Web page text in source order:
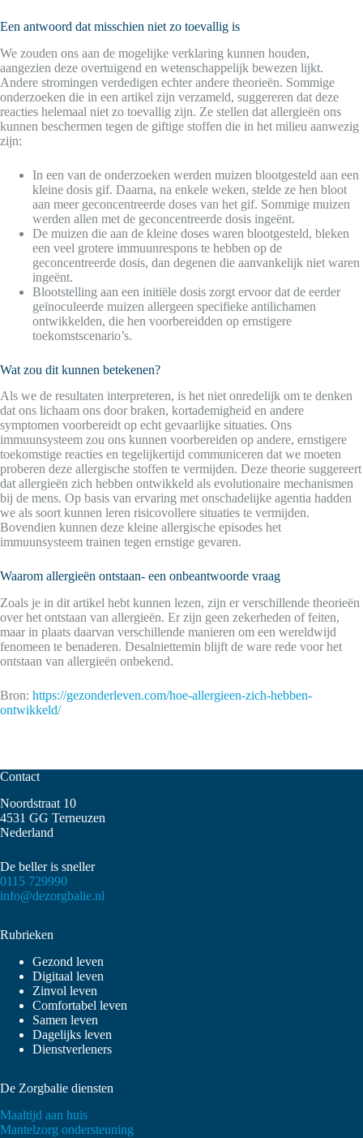
Een antwoord dat misschien niet zo toevallig is
We zouden ons aan de mogelijke verklaring kunnen houden,
aangezien deze overtuigend en wetenschappelijk bewezen lijkt.
Andere stromingen verdedigen echter andere theorieën. Sommige
onderzoeken die in een artikel zijn verzameld, suggereren dat deze
reacties helemaal niet zo toevallig zijn. Ze stellen dat allergieën ons
kunnen beschermen tegen de giftige stoffen die in het milieu aanwezig
zijn:
In een van de onderzoeken werden muizen blootgesteld aan een
kleine dosis gif. Daarna, na enkele weken, stelde ze hen bloot
aan meer geconcentreerde doses van het gif. Sommige muizen
werden allen met de geconcentreerde dosis ingeënt.
De muizen die aan de kleine doses waren blootgesteld, bleken
een veel grotere immuunrespons te hebben op de
geconcentreerde dosis, dan degenen die aanvankelijk niet waren
ingeënt.
Blootstelling aan een initiële dosis zorgt ervoor dat de eerder
geïnoculeerde muizen allergeen specifieke antilichamen
ontwikkelden, die hen voorbereidden op ernstigere
toekomstscenario’s.
Wat zou dit kunnen betekenen?
Als we de resultaten interpreteren, is het niet onredelijk om te denken
dat ons lichaam ons door braken, kortademigheid en andere
symptomen voorbereidt op echt gevaarlijke situaties. Ons
immuunsysteem zou ons kunnen voorbereiden op andere, ernstigere
toekomstige reacties en tegelijkertijd communiceren dat we moeten
proberen deze allergische stoffen te vermijden. Deze theorie suggereert
dat allergieën zich hebben ontwikkeld als evolutionaire mechanismen
bij de mens. Op basis van ervaring met onschadelijke agentia hadden
we als soort kunnen leren risicovollere situaties te vermijden.
Bovendien kunnen deze kleine allergische episodes het
immuunsysteem trainen tegen ernstige gevaren.
Waarom allergieën ontstaan- een onbeantwoorde vraag
Zoals je in dit artikel hebt kunnen lezen, zijn er verschillende theorieën
over het ontstaan van allergieën. Er zijn geen zekerheden of feiten,
maar in plaats daarvan verschillende manieren om een wereldwijd
fenomeen te benaderen. Desalniettemin blijft de ware rede voor het
ontstaan van allergieën onbekend.
Bron: https://gezonderleven.com/hoe-allergieen-zich-hebben-
ontwikkeld/
Contact
Noordstraat 10
4531 GG Terneuzen
Nederland
De beller is sneller
0115 729990
info@dezorgbalie.nl
Rubrieken
Gezond leven
Digitaal leven
Zinvol leven
Comfortabel leven
Samen leven
Dagelijks leven
Dienstverleners
De Zorgbalie diensten
Maaltijd aan huis
Mantelzorg ondersteuning